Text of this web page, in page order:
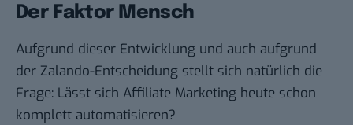
Der Faktor Mensch
Aufgrund dieser Entwicklung und auch aufgrund
der Zalando-Entscheidung stellt sich natürlich die
Frage: Lässt sich Affiliate Marketing heute schon
komplett automatisieren?